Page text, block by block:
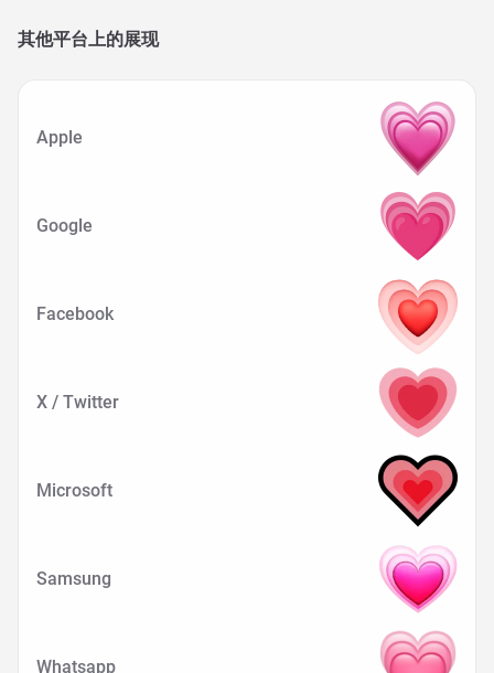
其他平台上的展现
Apple
Google
Facebook
X / Twitter
Microsoft
Samsung
Whatsapp